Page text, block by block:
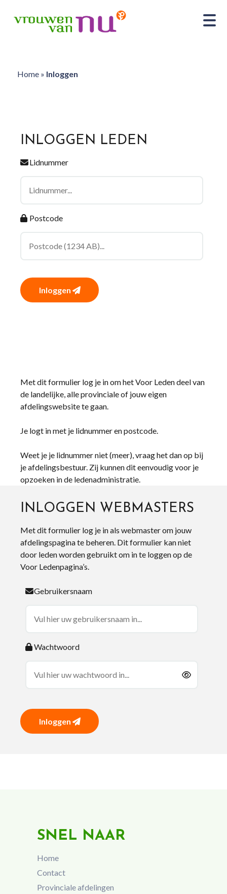
Home» Inloggen
INLOGGEN LEDEN
Lidnummer
Postcode
Inloggen
Met dit formulier log je in om het Voor Leden deel van
de landelijke, alle provinciale of jouw eigen
afdelingswebsite te gaan.
Je logt in met je lidnummer en postcode.
Weet je je lidnummer niet (meer), vraag het dan op bij
je afdelingsbestuur. Zij kunnen dit eenvoudig voor je
opzoeken in de ledenadministratie.
INLOGGEN WEBMASTERS
Met dit formulier log je in als webmaster om jouw
afdelingspagina te beheren. Dit formulier kan niet
door leden worden gebruikt om in te loggen op de
Voor Ledenpagina’s.
Gebruikersnaam
Wachtwoord
Inloggen
SNEL NAAR
Home
Contact
Provinciale afdelingen